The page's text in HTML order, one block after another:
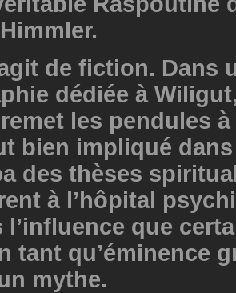
de fiction. Dans
dédiée à
les pendules à
bien impliqué
des thèses
à l’hôpital
l’influence que
tant qu’éminence
mythe.